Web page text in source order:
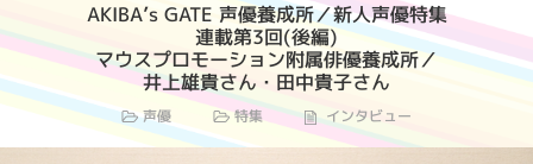
AKIBA’s GATE 声優養成所／新人声優特集
連載第3回(後編)
マウスプロモーション附属俳優養成所／
井上雄貴さん・田中貴子さん
声優 特集 インタビュー